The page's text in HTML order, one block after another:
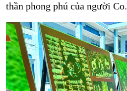
thần phong phú của người Co.